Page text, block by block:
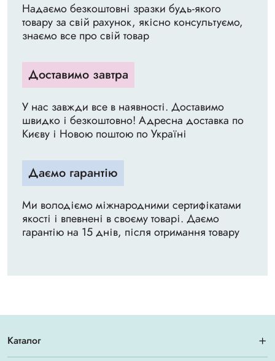
Надаємо безкоштовні зразки будь-якого
товару за свій рахунок, якісно консультуємо,
знаємо все про свій товар
Доставимо завтра
У нас завжди все в наявності. Доставимо
швидко і безкоштовно! Адресна доставка по
Києву і Новою поштою по Україні
Даємо гарантію
Ми володіємо міжнародними сертифікатами
якості і впевнені в своєму товарі. Даємо
гарантію на 15 днів, після отримання товару
Каталог